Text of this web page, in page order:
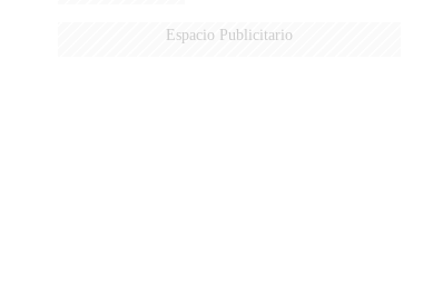
Espacio Publicitario